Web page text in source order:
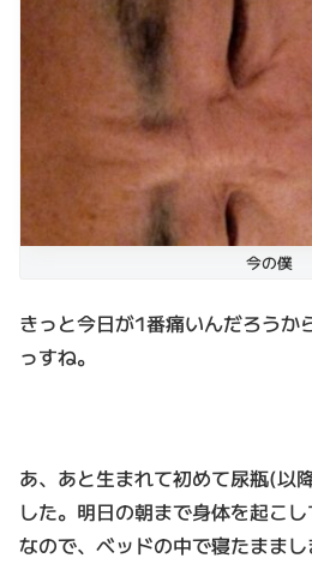
今の僕
きっと今日が1番痛いんだろうか
っすね。
あ、あと生まれて初めて尿瓶(以
した。明日の朝まで身体を起こ
なので、ベッドの中で寝たままし